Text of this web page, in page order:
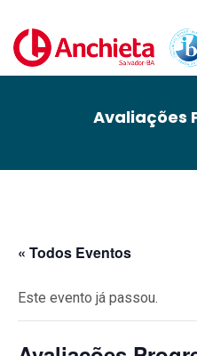
Avaliações
« Todos Eventos
Este evento já passou.